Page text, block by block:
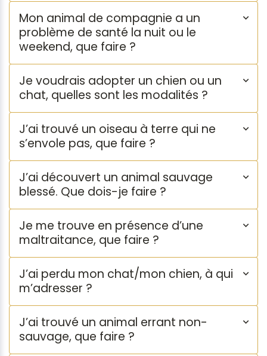
Mon animal de compagnie a un
problème de santé la nuit ou le
weekend, que faire ?
Je voudrais adopter un chien ou un
chat, quelles sont les modalités ?
J’ai trouvé un oiseau à terre qui ne
s’envole pas, que faire ?
J’ai découvert un animal sauvage
blessé. Que dois-je faire ?
Je me trouve en présence d’une
maltraitance, que faire ?
J’ai perdu mon chat/mon chien, à qui
m’adresser ?
J’ai trouvé un animal errant non-
sauvage, que faire ?